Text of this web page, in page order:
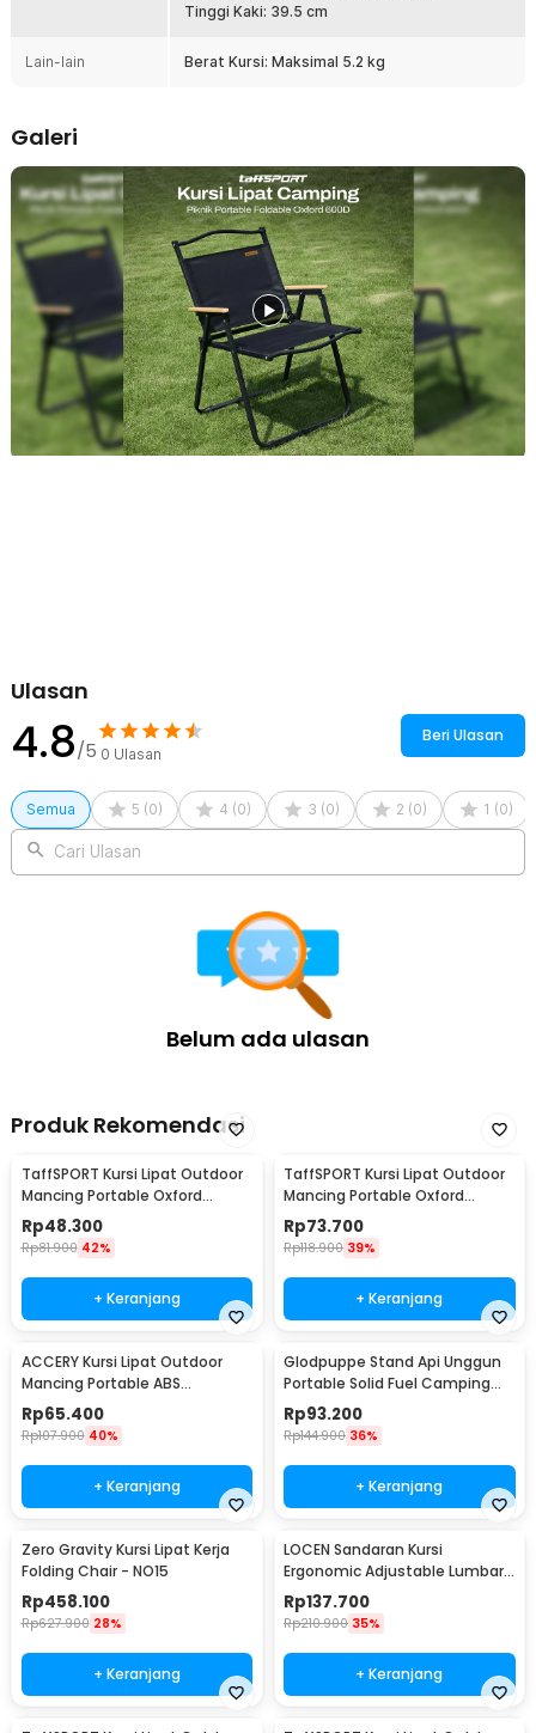
Bagian dudukan dan sandaran menggunakan kain Oxford 600D
breathable membantu menjaga sirkulasi udara sehingga tubuh tidak
Produk tersedia dalam pilihan ukuran M, L, dan XL sehingga dapat
disesuaikan dengan kebutuhan dan preferensi kenyamanan
pengguna. Setiap varian menawarkan ruang duduk yang nyaman
dengan karakteristik berbeda. Kehadiran beberapa ukuran
membuat produk lebih fleksibel untuk berbagai aktivitas outdoor.
Cocok untuk Berbagai Aktivitas
Selain digunakan untuk camping, kursi ini juga ideal untuk
memancing, piknik, konser, barbeque, travelling, hingga bersantai
di taman atau halaman rumah. Desainnya yang ringkas memudahkan
mobilitas tanpa mengurangi kenyamanan. Kursi camping lipat ini
menjadi perlengkapan wajib bagi siapa saja yang gemar
beraktivitas di luar ruangan.
Tinggi Kaki: 39.5 cm
Lain-lain Berat Kursi: Maksimal 5.2 kg
Galeri
Ulasan
4.8/5 0 Ulasan
Beri Ulasan
Semua 5 (0) 4 (0) 3 (0) 2 (0) 1 (0)
Cari Ulasan
Belum ada ulasan
Produk Rekomendasi
TaffSPORT Kursi Lipat Outdoor
Mancing Portable Oxford
Folding Chair - ZDY01
Rp48.300
Rp81.900 42%
+ Keranjang
TaffSPORT Kursi Lipat Outdoor
Mancing Portable Oxford
Folding Chair - YYY002
Rp73.700
Rp118.900 39%
+ Keranjang
ACCERY Kursi Lipat Outdoor
Mancing Portable ABS
Telescopic Chair - NDS66
Rp65.400
Rp107.900 40%
+ Keranjang
Glodpuppe Stand Api Unggun
Portable Solid Fuel Camping
Tool - EZ203
Rp93.200
Rp144.900 36%
+ Keranjang
Zero Gravity Kursi Lipat Kerja
Folding Chair - NO15
Rp458.100
Rp627.900 28%
+ Keranjang
LOCEN Sandaran Kursi
Ergonomic Adjustable Lumbar
Back Support - TY3120
Rp137.700
Rp210.900 35%
+ Keranjang